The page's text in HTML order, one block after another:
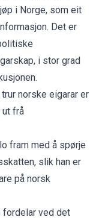
i Norge, som eit
Det er
i stor grad
.
norske eigarar er
ut frå
fram med å spørje
slik han er
på norsk
fordelar ved det